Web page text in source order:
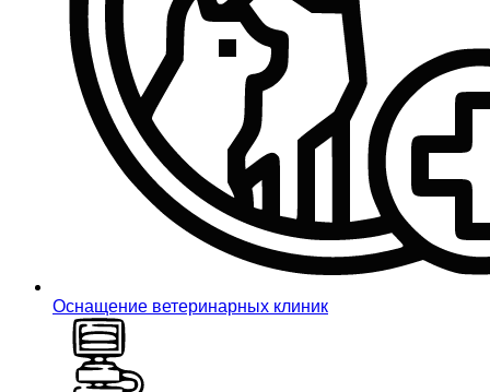
Оснащение ветеринарных клиник